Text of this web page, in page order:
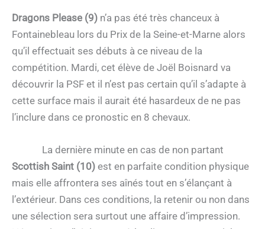
Dragons Please (9) n’a pas été très chanceux à
Fontainebleau lors du Prix de la Seine-et-Marne alors
qu’il effectuait ses débuts à ce niveau de la
compétition. Mardi, cet élève de Joël Boisnard va
découvrir la PSF et il n’est pas certain qu’il s’adapte à
cette surface mais il aurait été hasardeux de ne pas
l’inclure dans ce pronostic en 8 chevaux.
La dernière minute en cas de non partant
Scottish Saint (10) est en parfaite condition physique
mais elle affrontera ses aînés tout en s’élançant à
l’extérieur. Dans ces conditions, la retenir ou non dans
une sélection sera surtout une affaire d’impression.